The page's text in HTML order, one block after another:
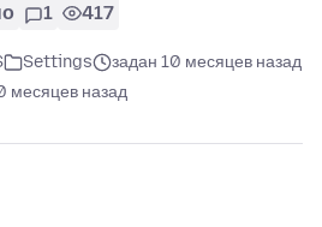
1 417
Settings
задан 10 месяцев назад
месяцев назад